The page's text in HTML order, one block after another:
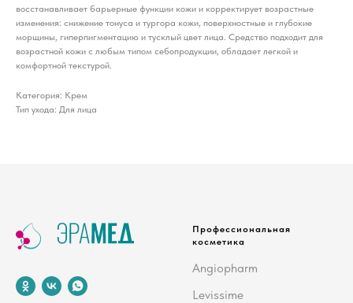
восстанавливает барьерные функции кожи и корректирует возрастные
изменения: снижение тонуса и тургора кожи, поверхностные и глубокие
морщины, гиперпигментацию и тусклый цвет лица. Средство подходит для
возрастной кожи с любым типом себопродукции, обладает легкой и
комфортной текстурой.
Категория: Крем
Тип ухода: Для лица
Профессиональная
косметика
Angiopharm
Levissime